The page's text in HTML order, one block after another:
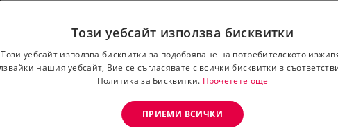
Този уебсайт използва бисквитки
Този уебсайт използва бисквитки за подобряване на потребителското
нашия уебсайт, Вие се съгласявате с всички бисквитки в
Политика за Бисквитки. Прочетете още
ПРИЕМИ ВСИЧКИ